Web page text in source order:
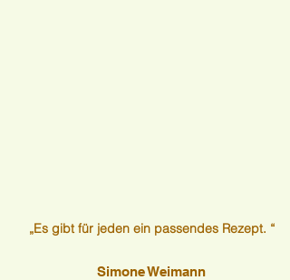
„Es gibt für jeden ein passendes Rezept. “
Simone Weimann